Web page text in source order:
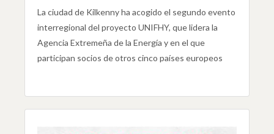
La ciudad de Kilkenny ha acogido el segundo evento
interregional del proyecto UNIFHY, que lidera la
Agencia Extremeña de la Energía y en el que
participan socios de otros cinco países europeos